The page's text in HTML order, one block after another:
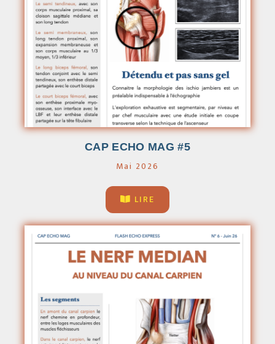
CAP ECHO MAG #5
Mai 2026
LIRE